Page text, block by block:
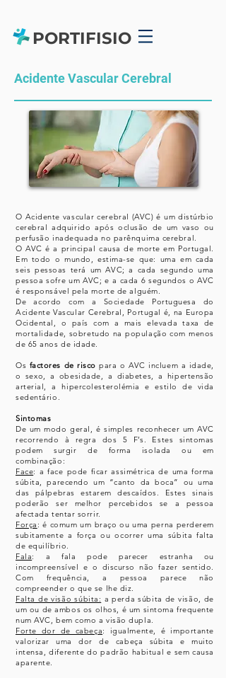
PORTIFISIO
Acidente Vascular Cerebral
O Acidente vascular cerebral (AVC) é um distúrbio
cerebral adquirido após oclusão de um vaso ou
perfusão inadequada no parênquima cerebral.
O AVC é a principal causa de morte em Portugal.
Em todo o mundo, estima-se que: uma em cada
seis pessoas terá um AVC; a cada segundo uma
pessoa sofre um AVC; e a cada 6 segundos o AVC
é responsável pela morte de alguém.
De acordo com a Sociedade Portuguesa do
Acidente Vascular Cerebral, Portugal é, na Europa
Ocidental, o país com a mais elevada taxa de
mortalidade, sobretudo na população com menos
de 65 anos de idade.
Os factores de risco para o AVC incluem a idade,
o sexo, a obesidade, a diabetes, a hipertensão
arterial, a hipercolesterolémia e estilo de vida
sedentário.
Sintomas
De um modo geral, é simples reconhecer um AVC
recorrendo à regra dos 5 F’s. Estes sintomas
podem surgir de forma isolada ou em
combinação:
Face: a face pode ficar assimétrica de uma forma
súbita, parecendo um “canto da boca” ou uma
das pálpebras estarem descaídos. Estes sinais
poderão ser melhor percebidos se a pessoa
afectada tentar sorrir.
Força : é comum um braço ou uma perna perderem
subitamente a força ou ocorrer uma súbita falta
de equilíbrio.
Fala: a fala pode parecer estranha ou
incompreensível e o discurso não fazer sentido.
Com frequência, a pessoa parece não
compreender o que se lhe diz.
Falta de visão súbita: a perda súbita de visão, de
um ou de ambos os olhos, é um sintoma frequente
num AVC, bem como a visão dupla.
Forte dor de cabeça: igualmente, é importante
valorizar uma dor de cabeça súbita e muito
intensa, diferente do padrão habitual e sem causa
aparente.